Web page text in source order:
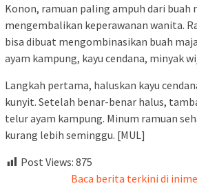
Konon, ramuan paling ampuh dari buah
mengembalikan keperawanan wanita.
bisa dibuat mengombinasikan buah
ayam kampung, kayu cendana, minyak
Langkah pertama, haluskan kayu
kunyit. Setelah benar-benar halus,
telur ayam kampung. Minum ramuan
kurang lebih seminggu. [MUL]
Post Views: 875
Baca berita terkini di